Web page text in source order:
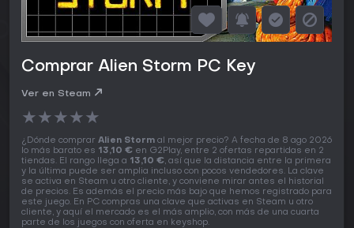
Comprar Alien Storm PC Key
Ver en Steam
★★★★★
¿Dónde comprar Alien Storm al mejor precio? A fecha de 8 ago 2026
lo más barato es 13,10 € en G2Play, entre 2 ofertas repartidas en 2
tiendas. El rango llega a 13,10 €, así que la distancia entre la primera
y la última puede ser amplia incluso con pocos vendedores. La clave
se activa en Steam u otro cliente, y conviene mirar antes el historial
de precios. Es además el precio más bajo que hemos registrado para
este juego. En PC compras una clave que activas en Steam u otro
cliente, y aquí el mercado es el más amplio, con más de una cuarta
parte de los juegos con oferta en keyshop.